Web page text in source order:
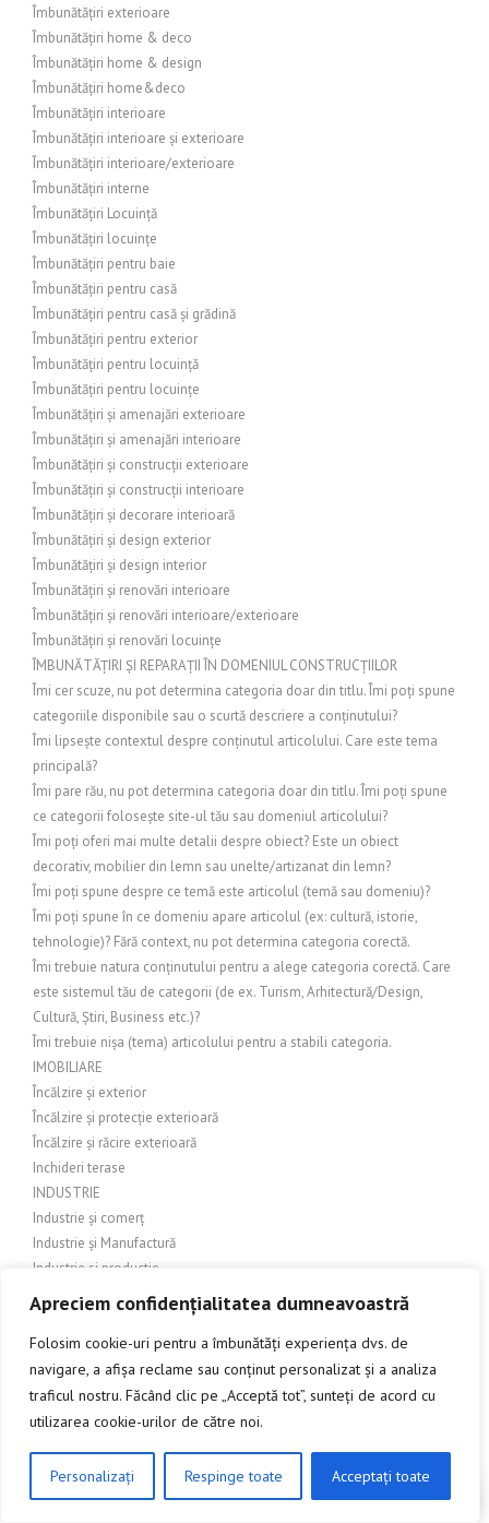
Apreciem confidențialitatea dumneavoastră
Folosim cookie-uri pentru a îmbunătăți experiența dvs. de
navigare, a afișa reclame sau conținut personalizat și a analiza
traficul nostru. Făcând clic pe „Acceptă tot”, sunteți de acord cu
utilizarea cookie-urilor de către noi.
Personalizați Respinge toate Acceptați toate
Îmbunătățiri exterioare
Îmbunătățiri home & deco
Îmbunătățiri home & design
Îmbunătățiri home&deco
Îmbunătățiri interioare
Îmbunătățiri interioare și exterioare
Îmbunătățiri interioare/exterioare
Îmbunătățiri interne
Îmbunătățiri Locuință
Îmbunătățiri locuințe
Îmbunătățiri pentru baie
Îmbunătățiri pentru casă
Îmbunătățiri pentru casă și grădină
Îmbunătățiri pentru exterior
Îmbunătățiri pentru locuință
Îmbunătățiri pentru locuințe
Îmbunătățiri și amenajări exterioare
Îmbunătățiri și amenajări interioare
Îmbunătățiri și construcții exterioare
Îmbunătățiri și construcții interioare
Îmbunătățiri și decorare interioară
Îmbunătățiri și design exterior
Îmbunătățiri și design interior
Îmbunătățiri și renovări interioare
Îmbunătățiri și renovări interioare/exterioare
Îmbunătățiri și renovări locuințe
ÎMBUNĂTĂȚIRI ȘI REPARAȚII ÎN DOMENIUL CONSTRUCȚIILOR
Îmi cer scuze, nu pot determina categoria doar din titlu. Îmi poți spune
categoriile disponibile sau o scurtă descriere a conținutului?
Îmi lipsește contextul despre conținutul articolului. Care este tema
principală?
Îmi pare rău, nu pot determina categoria doar din titlu. Îmi poți spune
ce categorii folosește site-ul tău sau domeniul articolului?
Îmi poți oferi mai multe detalii despre obiect? Este un obiect
decorativ, mobilier din lemn sau unelte/artizanat din lemn?
Îmi poți spune despre ce temă este articolul (temă sau domeniu)?
Îmi poți spune în ce domeniu apare articolul (ex: cultură, istorie,
tehnologie)? Fără context, nu pot determina categoria corectă.
Îmi trebuie natura conținutului pentru a alege categoria corectă. Care
este sistemul tău de categorii (de ex. Turism, Arhitectură/Design,
Cultură, Știri, Business etc.)?
Îmi trebuie nișa (tema) articolului pentru a stabili categoria.
IMOBILIARE
Încălzire și exterior
Încălzire și protecție exterioară
Încălzire și răcire exterioară
Inchideri terase
INDUSTRIE
Industrie și comerț
Industrie și Manufactură
Industrie si productie
Industrie și servicii
Industrie textilă
INGINERIE
Îngrijire balcon
Îngrijire exterioară
Îngrijire grădină
Îngrijire grădină și exterior
Îngrijire grădină și peisagistică
CLICK AICI PENTRU A DISCUTA